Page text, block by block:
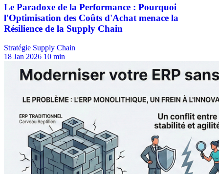
Stratégie Supply Chain
18 Jan 2026 10 min